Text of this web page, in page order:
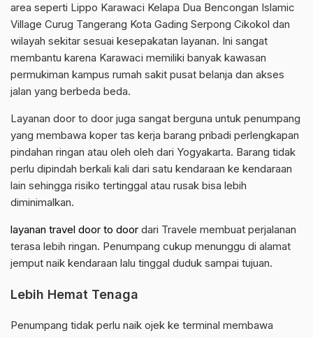
area seperti Lippo Karawaci Kelapa Dua Bencongan Islamic
Village Curug Tangerang Kota Gading Serpong Cikokol dan
wilayah sekitar sesuai kesepakatan layanan. Ini sangat
membantu karena Karawaci memiliki banyak kawasan
permukiman kampus rumah sakit pusat belanja dan akses
jalan yang berbeda beda.
Layanan door to door juga sangat berguna untuk penumpang
yang membawa koper tas kerja barang pribadi perlengkapan
pindahan ringan atau oleh oleh dari Yogyakarta. Barang tidak
perlu dipindah berkali kali dari satu kendaraan ke kendaraan
lain sehingga risiko tertinggal atau rusak bisa lebih
diminimalkan.
layanan travel door to door dari Travele membuat perjalanan
terasa lebih ringan. Penumpang cukup menunggu di alamat
jemput naik kendaraan lalu tinggal duduk sampai tujuan.
Lebih Hemat Tenaga
Penumpang tidak perlu naik ojek ke terminal membawa